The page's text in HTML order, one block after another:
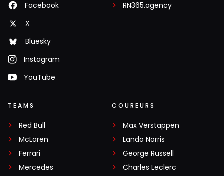
Facebook
X
Bluesky
Instagram
YouTube
RN365.agency
TEAMS
Red Bull
McLaren
Ferrari
Mercedes
COUREURS
Max Verstappen
Lando Norris
George Russell
Charles Leclerc